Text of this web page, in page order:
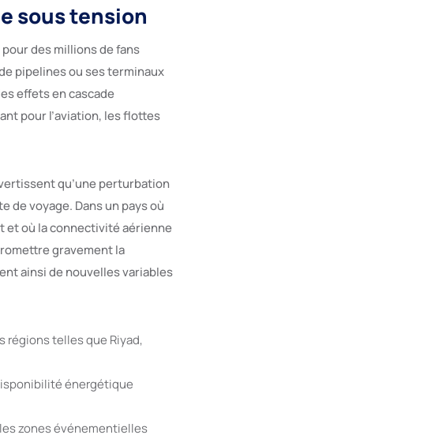
sous tension
des millions de fans
pipelines ou ses terminaux
effets en cascade
pour l’aviation, les flottes
qu’une perturbation
de voyage. Dans un pays où
et où la connectivité aérienne
gravement la
ainsi de nouvelles variables
régions telles que Riyad,
énergétique
zones événementielles